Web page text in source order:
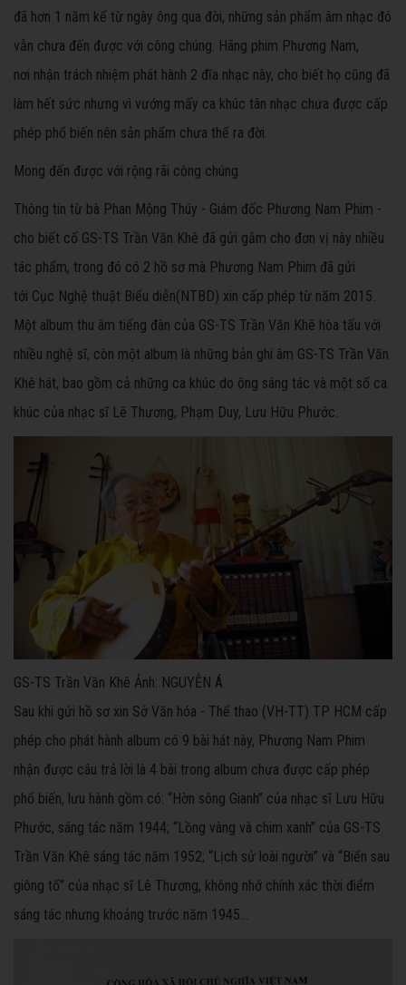
đã hơn 1 năm kể từ ngày ông qua đời, những sản phẩm âm nhạc đó
vẫn chưa đến được với công chúng. Hãng phim Phương Nam,
nơi nhận trách nhiệm phát hành 2 đĩa nhạc này, cho biết họ cũng đã
làm hết sức nhưng vì vướng mấy ca khúc tân nhạc chưa được cấp
phép phổ biến nên sản phẩm chưa thể ra đời.
Mong đến được với rộng rãi công chúng
Thông tin từ bà Phan Mộng Thúy - Giám đốc Phương Nam Phim -
cho biết cố GS-TS Trần Văn Khê đã gửi gắm cho đơn vị này nhiều
tác phẩm, trong đó có 2 hồ sơ mà Phương Nam Phim đã gửi
tới Cục Nghệ thuật Biểu diễn(NTBD) xin cấp phép từ năm 2015.
Một album thu âm tiếng đàn của GS-TS Trần Văn Khê hòa tấu với
nhiều nghệ sĩ, còn một album là những bản ghi âm GS-TS Trần Văn
Khê hát, bao gồm cả những ca khúc do ông sáng tác và một số ca
khúc của nhạc sĩ Lê Thương, Phạm Duy, Lưu Hữu Phước.
GS-TS Trần Văn Khê Ảnh: NGUYỄN Á
Sau khi gửi hồ sơ xin Sở Văn hóa - Thể thao (VH-TT) TP HCM cấp
phép cho phát hành album có 9 bài hát này, Phương Nam Phim
nhận được câu trả lời là 4 bài trong album chưa được cấp phép
phổ biến, lưu hành gồm có: “Hờn sông Gianh” của nhạc sĩ Lưu Hữu
Phước, sáng tác năm 1944; “Lồng vàng và chim xanh” của GS-TS
Trần Văn Khê sáng tác năm 1952; “Lịch sử loài người” và “Biển sau
giông tố” của nhạc sĩ Lê Thương, không nhớ chính xác thời điểm
sáng tác nhưng khoảng trước năm 1945…